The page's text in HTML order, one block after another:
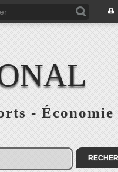
- Économie